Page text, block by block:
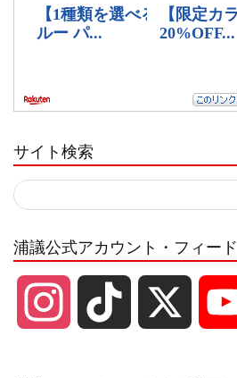
サイト検索
浦議公式アカウント・フィード